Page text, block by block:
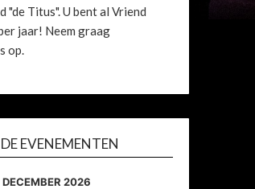
"de Titus". U bent al Vriend
jaar! Neem graag
op.
EVENEMENTEN
DECEMBER 2026